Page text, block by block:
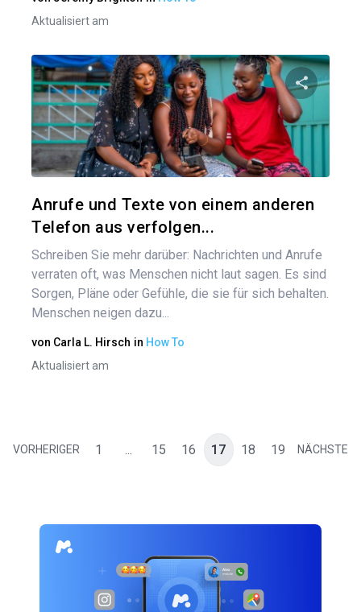
Aktualisiert am
Diesen
Anrufe und Texte von einem anderen
Telefon aus verfolgen...
Schreiben Sie mehr darüber: Nachrichten und Anrufe
verraten oft, was Menschen nicht laut sagen. Es sind
Sorgen, Pläne oder Gefühle, die sie für sich behalten.
Menschen neigen dazu...
von Carla L. Hirsch in How To
Aktualisiert am
VORHERIGER 1 ... 15 16 17 18 19 NÄCHSTE